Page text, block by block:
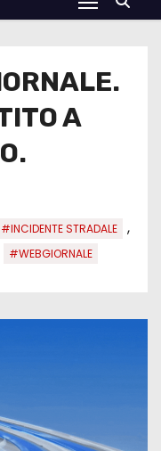
A
#INCIDENTE STRADALE ,
#WEBGIORNALE